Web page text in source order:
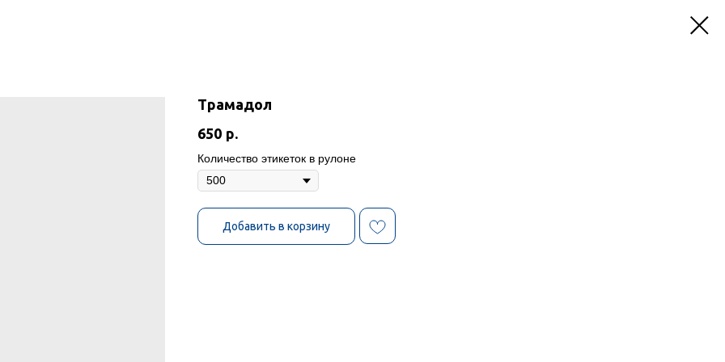
Трамадол
650 р.
Количество этикеток в рулоне
Добавить в корзину